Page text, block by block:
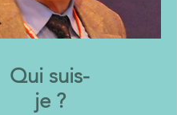
Qui suis-
je ?